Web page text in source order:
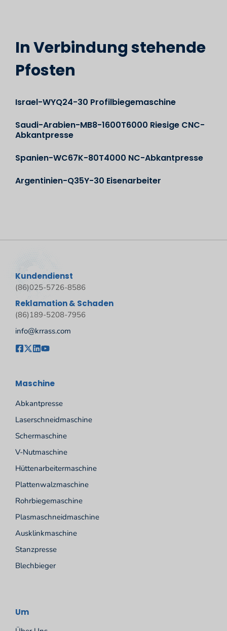
In Verbindung stehende
Pfosten
Israel-WYQ24-30 Profilbiegemaschine
Saudi-Arabien-MB8-1600T6000 Riesige CNC-
Abkantpresse
Spanien-WC67K-80T4000 NC-Abkantpresse
Argentinien-Q35Y-30 Eisenarbeiter
Kundendienst
(86)025-5726-8586
Reklamation & Schaden
(86)189-5208-7956
info@krrass.com
Maschine
Abkantpresse
Laserschneidmaschine
Schermaschine
V-Nutmaschine
Hüttenarbeitermaschine
Plattenwalzmaschine
Rohrbiegemaschine
Plasmaschneidmaschine
Ausklinkmaschine
Stanzpresse
Blechbieger
Um